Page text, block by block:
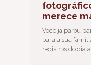
merece
chamada
Você já parou
para a sua
registros do dia